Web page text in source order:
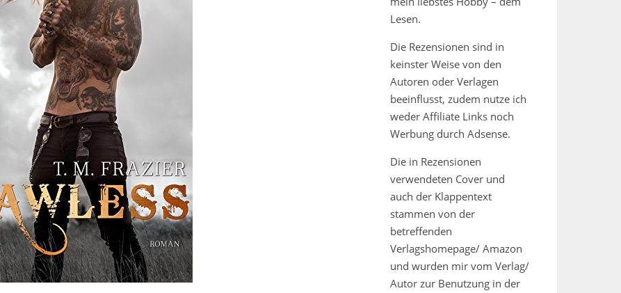
Lesen.
Die Rezensionen sind in
keinster Weise von den
Autoren oder Verlagen
beeinflusst, zudem nutze ich
weder Affiliate Links noch
Werbung durch Adsense.
Die in Rezensionen
verwendeten Cover und
auch der Klappentext
stammen von der
betreffenden
Verlagshomepage/ Amazon
und wurden mir vom Verlag/
Autor zur Benutzung in der